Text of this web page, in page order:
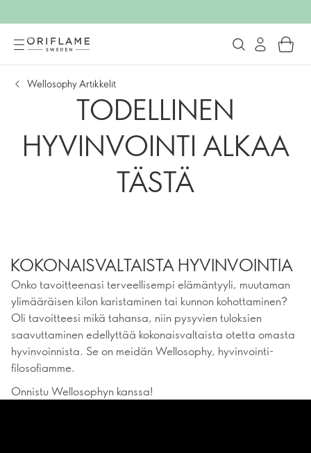
Wellosophy Artikkelit
TODELLINEN
HYVINVOINTI ALKAA
TÄSTÄ
KOKONAISVALTAISTA HYVINVOINTIA
Onko tavoitteenasi terveellisempi elämäntyyli, muutaman
ylimääräisen kilon karistaminen tai kunnon kohottaminen?
Oli tavoitteesi mikä tahansa, niin pysyvien tuloksien
saavuttaminen edellyttää kokonaisvaltaista otetta omasta
hyvinvoinnista. Se on meidän Wellosophy, hyvinvointi-
filosofiamme.
Onnistu Wellosophyn kanssa!